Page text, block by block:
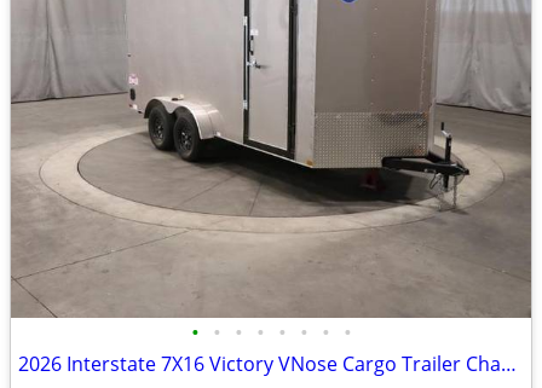
• • • • • • • •
2026 Interstate 7X16 Victory VNose Cargo Trailer Champagne